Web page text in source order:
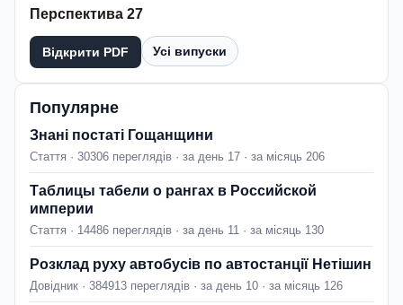
Перспектива 27
Відкрити PDF Усі випуски
Популярне
Знані постаті Гощанщини
Стаття · 30306 переглядів · за день 17 · за місяць 206
Таблицы табели о рангах в Российской
империи
Стаття · 14486 переглядів · за день 11 · за місяць 130
Розклад руху автобусів по автостанції Нетішин
Довідник · 384913 переглядів · за день 10 · за місяць 126